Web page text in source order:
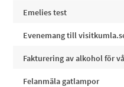
Emelies test
Evenemang till
Fakturering av alkohol för
Felanmäla gatlampor